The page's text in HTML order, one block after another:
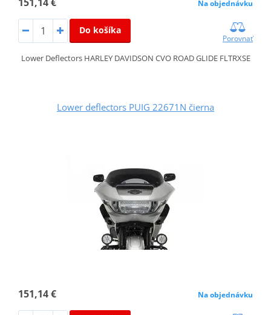
Na objednávku
Do košíka
Porovnať
Lower Deflectors HARLEY DAVIDSON CVO ROAD GLIDE FLTRXSE
Lower deflectors PUIG 22671N čierna
151,14 € Na objednávku